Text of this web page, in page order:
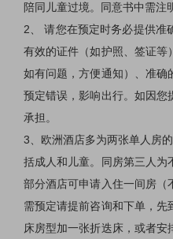
陪同儿童过境。同意书中需注
2 、 请您在预定时务必提供准
有效的证件（如护照、签证等
如有问题，方便通知）、准确
预定错误，影响出行。如因您
承担。
3 、欧洲酒店多为两张单人房
括成人和儿童。同房第三人为
部分酒店可申请入住一间房（
需预定请提前咨询和下单，先
床房型加一张折迭床，或者